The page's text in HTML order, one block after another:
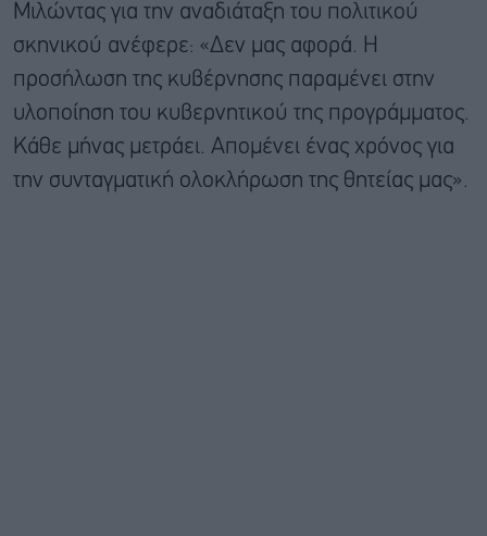
Μιλώντας για την αναδιάταξη του πολιτικού
σκηνικού ανέφερε: «Δεν μας αφορά. Η
προσήλωση της κυβέρνησης παραμένει στην
υλοποίηση του κυβερνητικού της προγράμματος.
Κάθε μήνας μετράει. Απομένει ένας χρόνος για
την συνταγματική ολοκλήρωση της θητείας μας».